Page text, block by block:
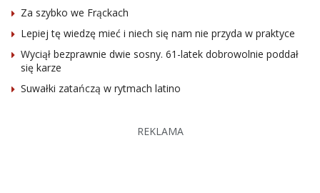
Za szybko we Frąckach
Lepiej tę wiedzę mieć i niech się nam nie przyda w praktyce
Wyciął bezprawnie dwie sosny. 61-latek dobrowolnie poddał
się karze
Suwałki zatańczą w rytmach latino
REKLAMA